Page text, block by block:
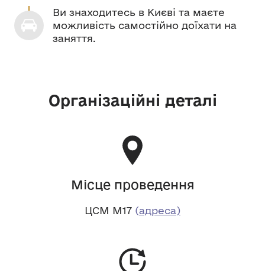
Ви знаходитесь в Києві та маєте
можливість самостійно доїхати на
заняття.
Організаційні деталі
Місце проведення
ЦСМ М17 (адреса)